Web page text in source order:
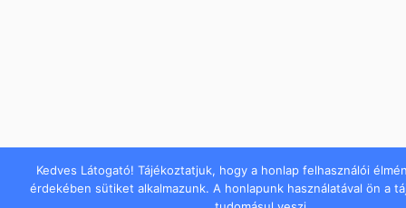
Kedves Látogató! Tájékoztatjuk, hogy a honlap felhasználói
érdekében sütiket alkalmazunk. A honlapunk használatával ön a